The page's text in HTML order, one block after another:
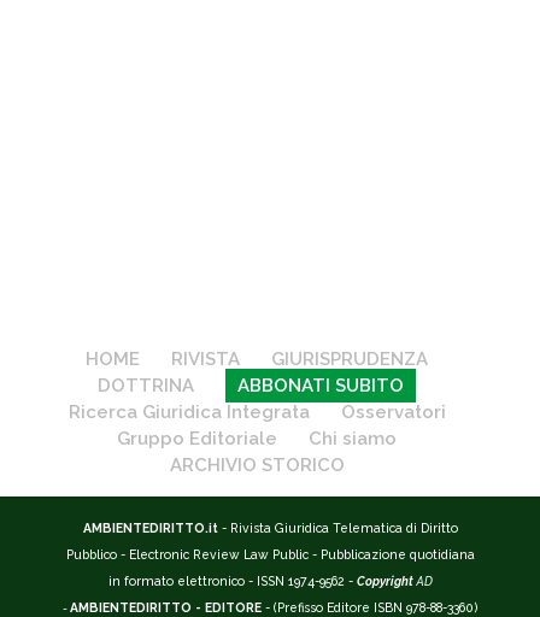
HOME RIVISTA
GIURISPRUDENZA
DOTTRINA
ABBONATI SUBITO
Ricerca Giuridica Integrata
Osservatori
Gruppo Editoriale
Chi siamo
ARCHIVIO STORICO
AMBIENTEDIRITTO.it - Rivista Giuridica Telematica di Diritto
Pubblico - Electronic Review Law Public - Pubblicazione quotidiana
in formato elettronico - ISSN 1974-9562 - Copyright AD
-AMBIENTEDIRITTO - EDITORE - (Prefisso Editore ISBN 978-88-3360)